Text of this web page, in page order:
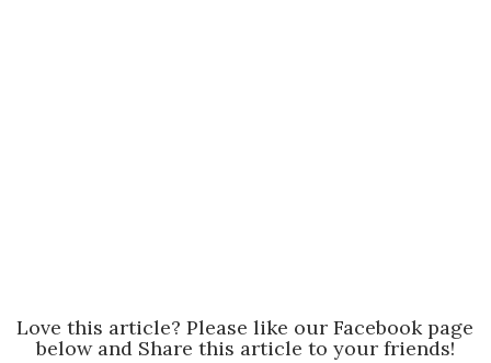
Love this article? Please like our Facebook page
below and Share this article to your friends!